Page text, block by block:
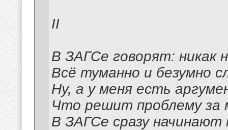
II
В ЗАГСе говорят: никак
Всё туманно и безумно
Ну, а у меня есть
Что решит проблему за
В ЗАГСе сразу начинают